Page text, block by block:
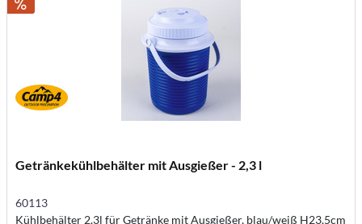
Getränkekühlbehälter mit Ausgießer - 2,3 l
60113
Kühlbehälter 2,3l für Getränke mit Ausgießer, blau/weiß H23,5cm